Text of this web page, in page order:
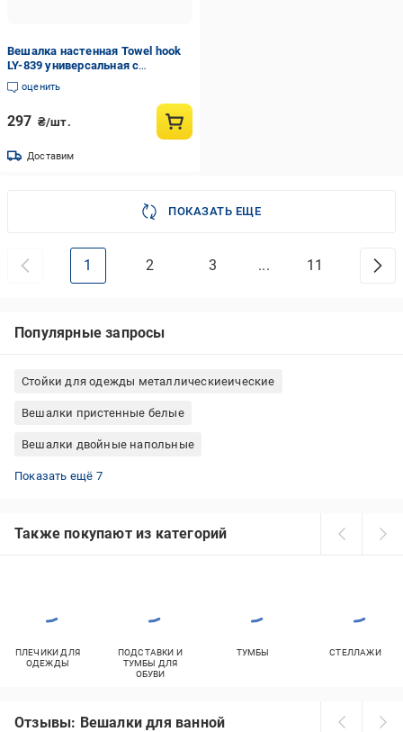
Вешалка настенная Towel hook
LY-839 универсальная с
крючками Белый (2054049)
оценить
297 ₴/шт.
Доставим
ПОКАЗАТЬ ЕЩЕ
1 2 3 ... 11
Популярные запросы
Стойки для одежды металлическиеические
Вешалки пристенные белые
Вешалки двойные напольные
Вешалки напольные деревянные
Вешалки напольные для кабинета, офиса
Стойка для одежды на колесиках
Вешалки на колесиках напольные
Вешалки металлическиеические для прихожей
Вешалки черные напольные
Вешалки венге напольные
Показать ещё 7
Также покупают из категорий
ПЛЕЧИКИ ДЛЯ
ОДЕЖДЫ
ПОДСТАВКИ И
ТУМБЫ ДЛЯ
ОБУВИ
ТУМБЫ СТЕЛЛАЖИ
Отзывы: Вешалки для ванной